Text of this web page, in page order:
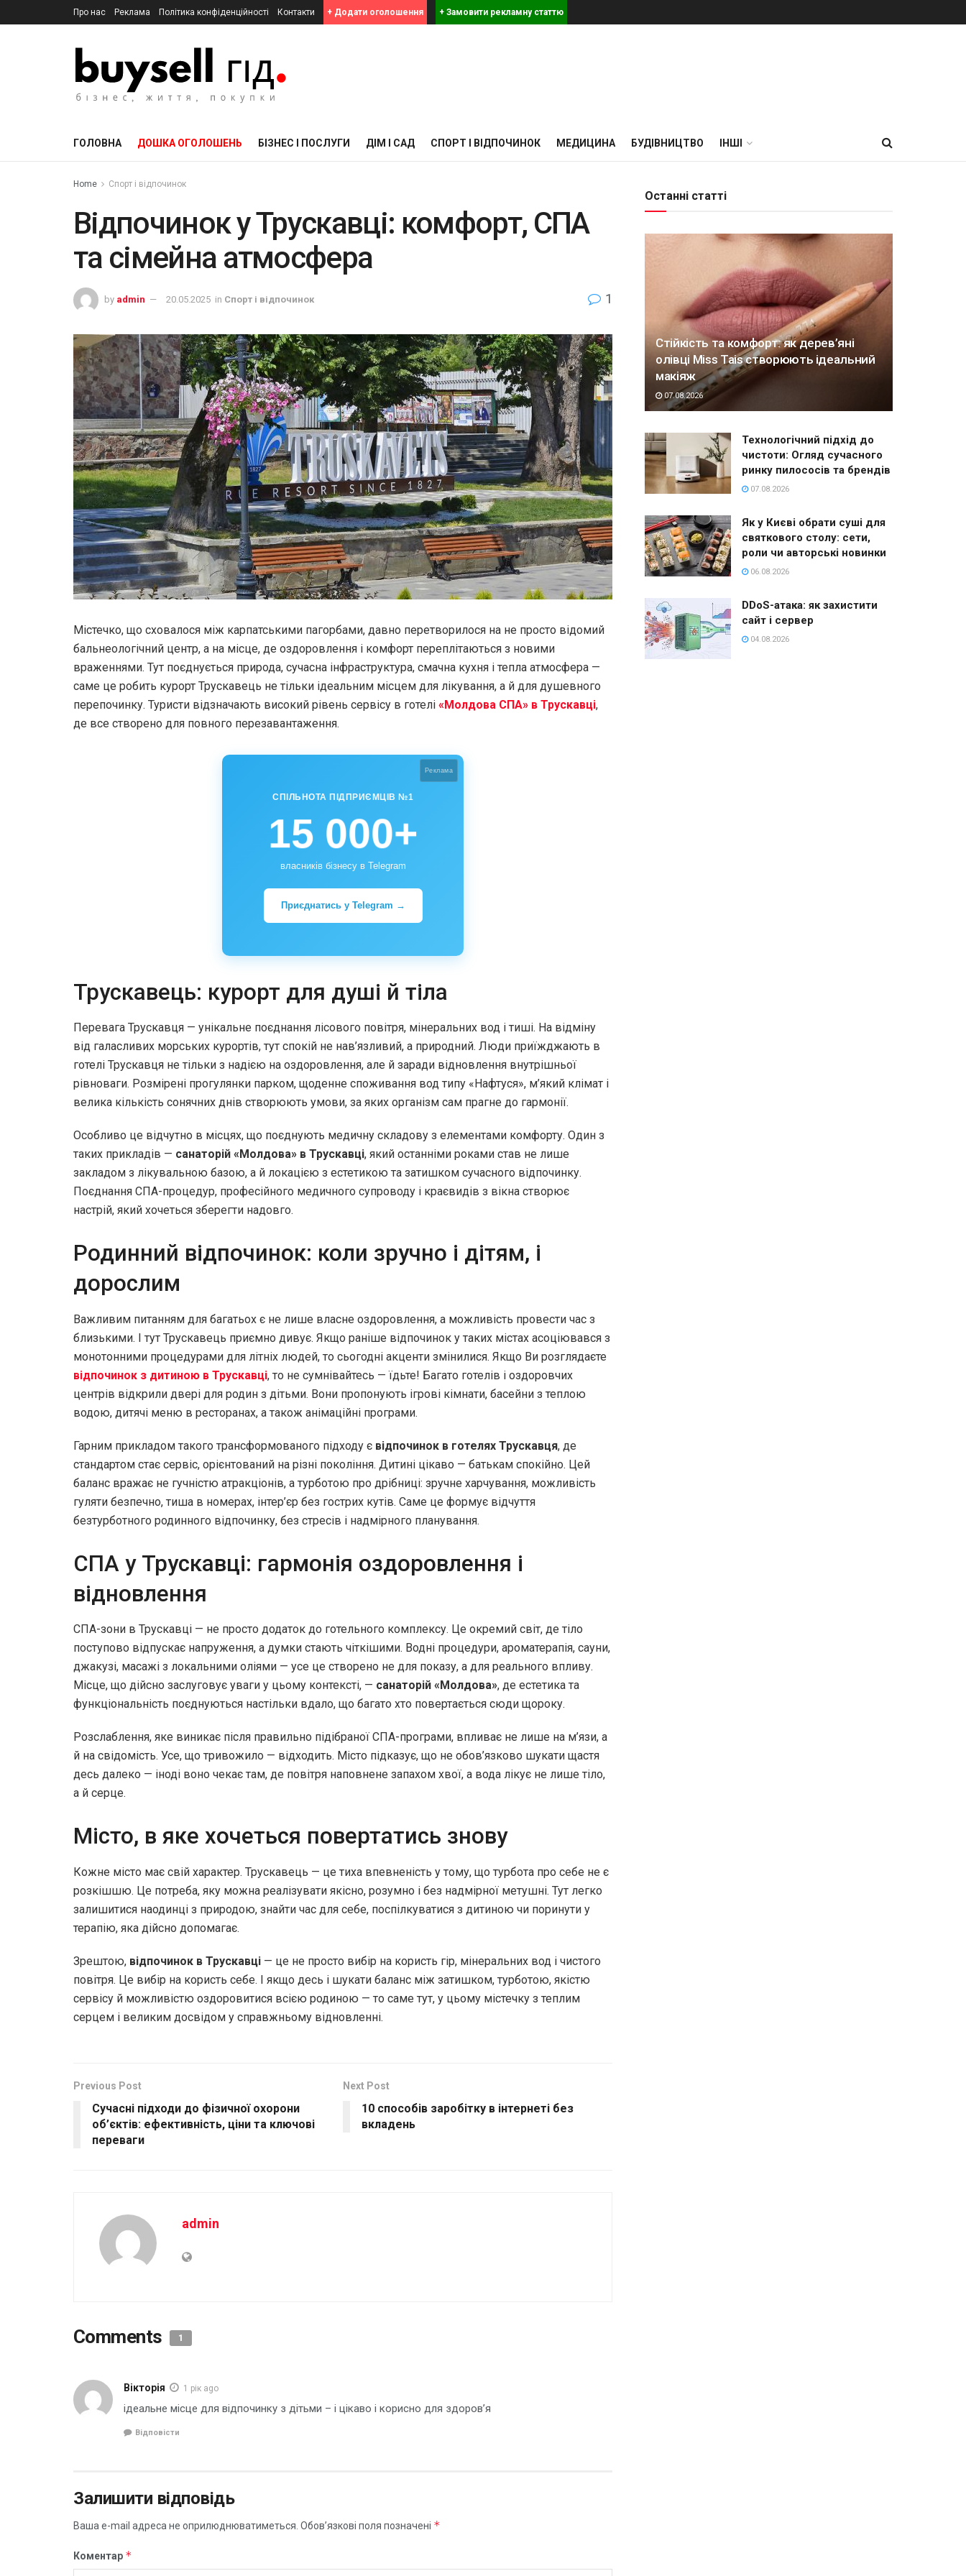
Про нас Реклама Політика конфіденційності Контакти + Додати оголошення + Замовити рекламну статтю
ГОЛОВНА ДОШКА ОГОЛОШЕНЬ БІЗНЕС І ПОСЛУГИ ДІМ І САД СПОРТ І ВІДПОЧИНОК МЕДИЦИНА БУДІВНИЦТВО ІНШІ
Home Спорт і відпочинок
Відпочинок у Трускавці: комфорт, СПА
та сімейна атмосфера
by admin 20.05.2025 in Спорт і відпочинок 1
Містечко, що сховалося між карпатськими пагорбами, давно перетворилося на не просто відомий
бальнеологічний центр, а на місце, де оздоровлення і комфорт переплітаються з новими
враженнями. Тут поєднується природа, сучасна інфраструктура, смачна кухня і тепла атмосфера —
саме це робить курорт Трускавець не тільки ідеальним місцем для лікування, а й для душевного
перепочинку. Туристи відзначають високий рівень сервісу в готелі «Молдова СПА» в Трускавці,
де все створено для повного перезавантаження.
Реклама
СПІЛЬНОТА ПІДПРИЄМЦІВ №1
15 000+
власників бізнесу в Telegram
Приєднатись у Telegram →
Трускавець: курорт для душі й тіла
Перевага Трускавця — унікальне поєднання лісового повітря, мінеральних вод і тиші. На відміну
від галасливих морських курортів, тут спокій не нав’язливий, а природний. Люди приїжджають в
готелі Трускавця не тільки з надією на оздоровлення, але й заради відновлення внутрішньої
рівноваги. Розмірені прогулянки парком, щоденне споживання вод типу «Нафтуся», м’який клімат і
велика кількість сонячних днів створюють умови, за яких організм сам прагне до гармонії.
Особливо це відчутно в місцях, що поєднують медичну складову з елементами комфорту. Один з
таких прикладів — санаторій «Молдова» в Трускавці, який останніми роками став не лише
закладом з лікувальною базою, а й локацією з естетикою та затишком сучасного відпочинку.
Поєднання СПА-процедур, професійного медичного супроводу і краєвидів з вікна створює
настрій, який хочеться зберегти надовго.
Родинний відпочинок: коли зручно і дітям, і
дорослим
Важливим питанням для багатьох є не лише власне оздоровлення, а можливість провести час з
близькими. І тут Трускавець приємно дивує. Якщо раніше відпочинок у таких містах асоціювався з
монотонними процедурами для літніх людей, то сьогодні акценти змінилися. Якщо Ви розглядаєте
відпочинок з дитиною в Трускавці, то не сумнівайтесь — їдьте! Багато готелів і оздоровчих
центрів відкрили двері для родин з дітьми. Вони пропонують ігрові кімнати, басейни з теплою
водою, дитячі меню в ресторанах, а також анімаційні програми.
Гарним прикладом такого трансформованого підходу є відпочинок в готелях Трускавця, де
стандартом стає сервіс, орієнтований на різні покоління. Дитині цікаво — батькам спокійно. Цей
баланс вражає не гучністю атракціонів, а турботою про дрібниці: зручне харчування, можливість
гуляти безпечно, тиша в номерах, інтер’єр без гострих кутів. Саме це формує відчуття
безтурботного родинного відпочинку, без стресів і надмірного планування.
СПА у Трускавці: гармонія оздоровлення і
відновлення
СПА-зони в Трускавці — не просто додаток до готельного комплексу. Це окремий світ, де тіло
поступово відпускає напруження, а думки стають чіткішими. Водні процедури, ароматерапія, сауни,
джакузі, масажі з локальними оліями — усе це створено не для показу, а для реального впливу.
Місце, що дійсно заслуговує уваги у цьому контексті, — санаторій «Молдова», де естетика та
функціональність поєднуються настільки вдало, що багато хто повертається сюди щороку.
Розслаблення, яке виникає після правильно підібраної СПА-програми, впливає не лише на м’язи, а
й на свідомість. Усе, що тривожило — відходить. Місто підказує, що не обов’язково шукати щастя
десь далеко — іноді воно чекає там, де повітря наповнене запахом хвої, а вода лікує не лише тіло,
а й серце.
Місто, в яке хочеться повертатись знову
Кожне місто має свій характер. Трускавець — це тиха впевненість у тому, що турбота про себе не є
розкішшю. Це потреба, яку можна реалізувати якісно, розумно і без надмірної метушні. Тут легко
залишитися наодинці з природою, знайти час для себе, поспілкуватися з дитиною чи поринути у
терапію, яка дійсно допомагає.
Зрештою, відпочинок в Трускавці — це не просто вибір на користь гір, мінеральних вод і чистого
повітря. Це вибір на користь себе. І якщо десь і шукати баланс між затишком, турботою, якістю
сервісу й можливістю оздоровитися всією родиною — то саме тут, у цьому містечку з теплим
серцем і великим досвідом у справжньому відновленні.
Previous Post
Сучасні підходи до фізичної охорони
об’єктів: ефективність, ціни та ключові
переваги
Next Post
10 способів заробітку в інтернеті без
вкладень
admin
Comments 1
Вікторія 1 рік ago
ідеальне місце для відпочинку з дітьми – і цікаво і корисно для здоров’я
Відповісти
Залишити відповідь
Ваша e-mail адреса не оприлюднюватиметься. Обов’язкові поля позначені *
Коментар *
Останні статті
Стійкість та комфорт: як дерев’яні
олівці Miss Tais створюють ідеальний
макіяж
07.08.2026
Технологічний підхід до
чистоти: Огляд сучасного
ринку пилососів та брендів
07.08.2026
Як у Києві обрати суші для
святкового столу: сети,
роли чи авторські новинки
06.08.2026
DDoS-атака: як захистити
сайт і сервер
04.08.2026